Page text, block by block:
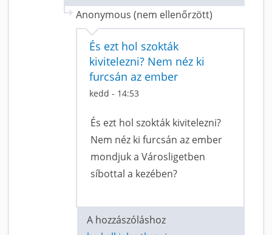
Anonymous (nem ellenőrzött)
És ezt hol szokták
kivitelezni? Nem néz ki
furcsán az ember
kedd - 14:53
És ezt hol szokták kivitelezni?
Nem néz ki furcsán az ember
mondjuk a Városligetben
síbottal a kezében?
A hozzászóláshoz